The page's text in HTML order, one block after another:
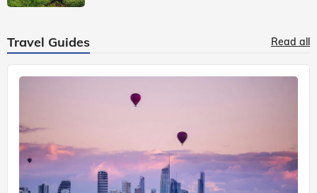
Travel Guides Read all